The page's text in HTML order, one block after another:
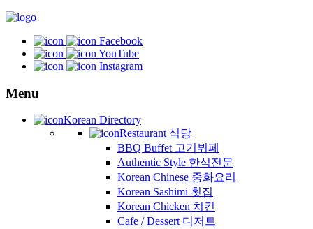
Facebook
YouTube
Instagram
Menu
Korean Directory
Restaurant 식당
BBQ Buffet 고기뷔페
Authentic Style 한식전문
Korean Chinese 중화요리
Korean Sashimi 횟집
Korean Chicken 치킨
Cafe / Dessert 디저트